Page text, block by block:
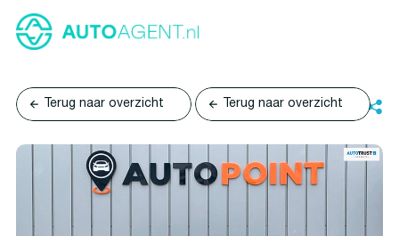
Terug naar overzicht Terug naar overzicht